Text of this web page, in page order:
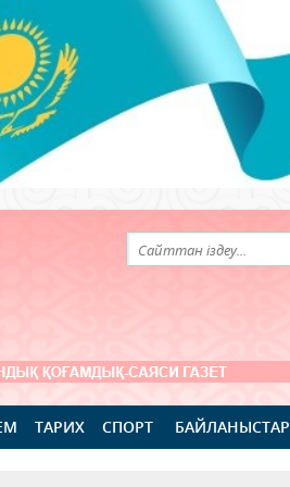
ТАРИХ СПОРТ БАЙЛАНЫСТАР